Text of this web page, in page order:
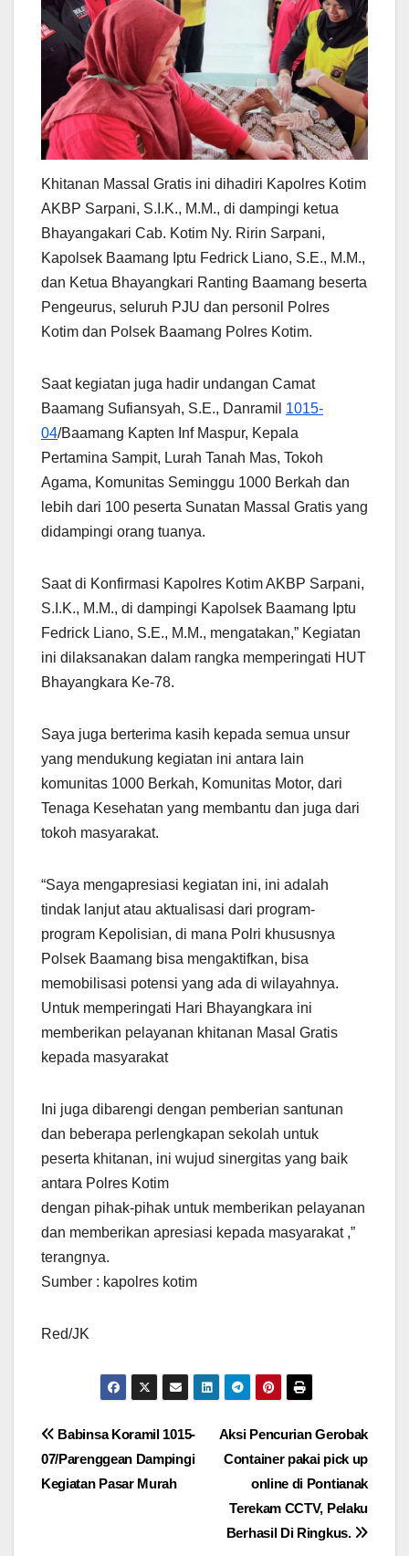
Khitanan Massal Gratis ini dihadiri Kapolres Kotim
AKBP Sarpani, S.I.K., M.M., di dampingi ketua
Bhayangakari Cab. Kotim Ny. Ririn Sarpani,
Kapolsek Baamang Iptu Fedrick Liano, S.E., M.M.,
dan Ketua Bhayangkari Ranting Baamang beserta
Pengeurus, seluruh PJU dan personil Polres
Kotim dan Polsek Baamang Polres Kotim.
Saat kegiatan juga hadir undangan Camat
Baamang Sufiansyah, S.E., Danramil 1015-
04/Baamang Kapten Inf Maspur, Kepala
Pertamina Sampit, Lurah Tanah Mas, Tokoh
Agama, Komunitas Seminggu 1000 Berkah dan
lebih dari 100 peserta Sunatan Massal Gratis yang
didampingi orang tuanya.
Saat di Konfirmasi Kapolres Kotim AKBP Sarpani,
S.I.K., M.Μ., di dampingi Kapolsek Baamang Iptu
Fedrick Liano, S.E., M.M., mengatakan,” Kegiatan
ini dilaksanakan dalam rangka memperingati HUT
Bhayangkara Ke-78.
Saya juga berterima kasih kepada semua unsur
yang mendukung kegiatan ini antara lain
komunitas 1000 Berkah, Komunitas Motor, dari
Tenaga Kesehatan yang membantu dan juga dari
tokoh masyarakat.
“Saya mengapresiasi kegiatan ini, ini adalah
tindak lanjut atau aktualisasi dari program-
program Kepolisian, di mana Polri khususnya
Polsek Baamang bisa mengaktifkan, bisa
memobilisasi potensi yang ada di wilayahnya.
Untuk memperingati Hari Bhayangkara ini
memberikan pelayanan khitanan Masal Gratis
kepada masyarakat
Ini juga dibarengi dengan pemberian santunan
dan beberapa perlengkapan sekolah untuk
peserta khitanan, ini wujud sinergitas yang baik
antara Polres Kotim
dengan pihak-pihak untuk memberikan pelayanan
dan memberikan apresiasi kepada masyarakat ,”
terangnya.
Sumber : kapolres kotim
Red/JK
Navigasi
pos
Aksi Pencurian Gerobak
Container pakai pick up
online di Pontianak
Terekam CCTV, Pelaku
Berhasil Di Ringkus.
Babinsa Koramil 1015-
07/Parenggean Dampingi
Kegiatan Pasar Murah